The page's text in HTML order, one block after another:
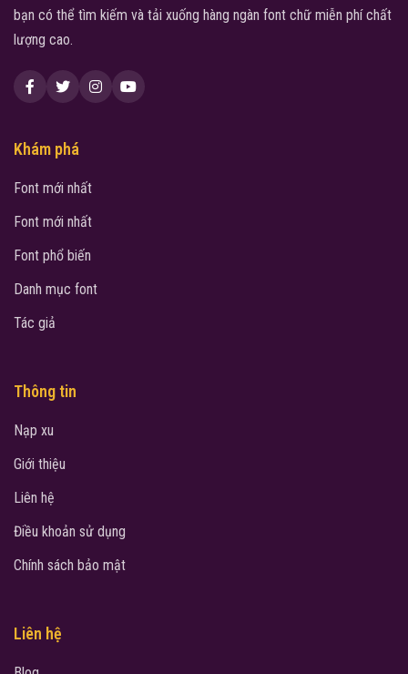
bạn có thể tìm kiếm và tải xuống hàng ngàn font chữ miễn phí chất
lượng cao.
Khám phá
Font mới nhất
Font mới nhất
Font phổ biến
Danh mục font
Tác giả
Thông tin
Nạp xu
Giới thiệu
Liên hệ
Điều khoản sử dụng
Chính sách bảo mật
Liên hệ